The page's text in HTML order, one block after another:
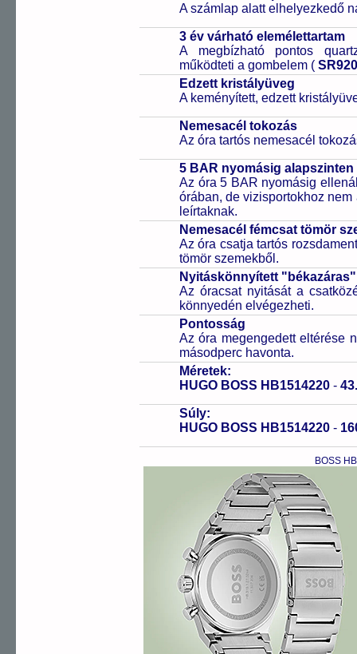
A számlap alatt elhelyezkedő
3 év várható elemélettartam
A megbízható pontos
működteti a gombelem (
Edzett kristályüveg
A keményített, edzett
Nemesacél tokozás
Az óra tartós nemesacél
5 BAR nyomásig alapszinten
Az óra 5 BAR nyomásig
órában, de vizisportokhoz
leírtaknak.
Nemesacél fémcsat tömör
Az óra csatja tartós
tömör szemekből.
Nyitáskönnyített
Az óracsat nyitását a
könnyedén elvégezheti.
Pontosság
Az óra megengedett eltérése
másodperc havonta.
Méretek:
HUGO BOSS HB1514220 -
Súly:
HUGO BOSS HB1514220 -
BOSS